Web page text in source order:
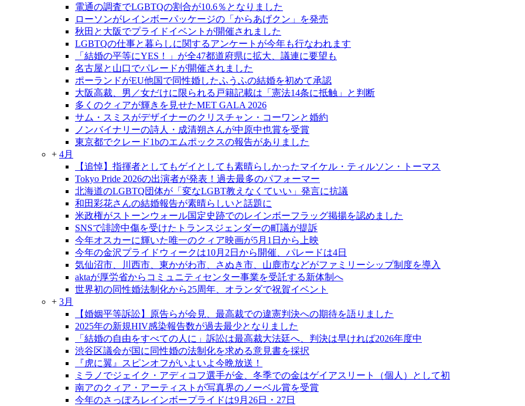
電通の調査でLGBTQの割合が10.6％となりました
ローソンがレインボーパッケージの「からあげクン」を発売
秋田と大阪でプライドイベントが開催されました
LGBTQの仕事と暮らしに関するアンケートが今年も行なわれます
「結婚の平等にYES！」が全47都道府県に拡大、議連に要望も
名古屋と山口でパレードが開催されました
ポーランドがEU他国で同性婚したふうふの結婚を初めて承認
大阪高裁、男／女だけに限られる戸籍記載は「憲法14条に抵触」と判断
多くのクィアが輝きを見せたMET GALA 2026
サム・スミスがデザイナーのクリスチャン・コーワンと婚約
ノンバイナリーの詩人・成清朔さんが中原中也賞を受賞
東京都でクレード1bのエムポックスの報告がありました
+ 4月
【追悼】指揮者としてもゲイとしても素晴らしかったマイケル・ティルソン・トーマス
Tokyo Pride 2026の出演者が発表！過去最多のパフォーマー
北海道のLGBTQ団体が「変なLGBT教えなくていい」発言に抗議
和田彩花さんの結婚報告が素晴らしいと話題に
米政権がストーンウォール国定史跡でのレインボーフラッグ掲揚を認めました
SNSで誹謗中傷を受けたトランスジェンダーの町議が提訴
今年オスカーに輝いた唯一のクィア映画が5月1日から上映
今年の金沢プライドウィークは10月2日から開催、パレードは4日
気仙沼市、川西市、東かがわ市、さぬき市、山鹿市などがファミリーシップ制度を導入
aktaが厚労省からコミュニティセンター事業を受託する新体制へ
世界初の同性婚法制化から25周年、オランダで祝賀イベント
+ 3月
【婚姻平等訴訟】原告らが会見、最高裁での違憲判決への期待を語りました
2025年の新規HIV感染報告数が過去最少となりました
「結婚の自由をすべての人に」訴訟は最高裁大法廷へ、判決は早ければ2026年度中
渋谷区議会が国に同性婚の法制化を求める意見書を採択
『虎に翼』スピンオフがいよいよ今晩放送！
ミラノでジェイク・アディコフ選手が金、冬季での金はゲイアスリート（個人）として初
南アのクィア・アーティストが写真界のノーベル賞を受賞
今年のさっぽろレインボープライドは9月26日・27日